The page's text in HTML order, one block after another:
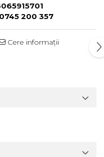
0745 200 357
Cere informații